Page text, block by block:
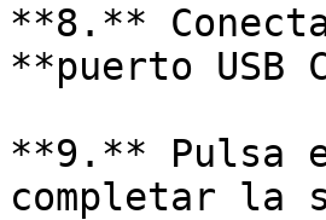
**8.**
**puerto USB
**9.** Pulsa
completar la